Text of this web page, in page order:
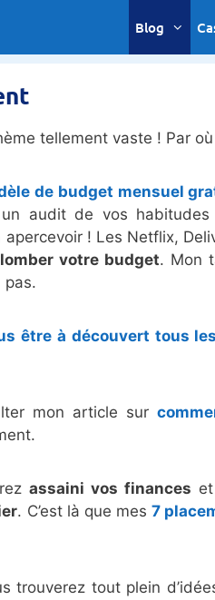
Blog
tellement vaste ! Par
de budget mensuel
audit de vos habitudes
apercevoir ! Les Netflix,
votre budget. Mon
pas.
être à découvert tous
mon article sur
assaini vos finances
. C’est là que mes7
trouverez tout plein